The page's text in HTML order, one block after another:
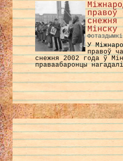
правоў
снежня
Мінску
Фотаздымкі
У
правоў
снежня 2002 года ў
праваабаронцы